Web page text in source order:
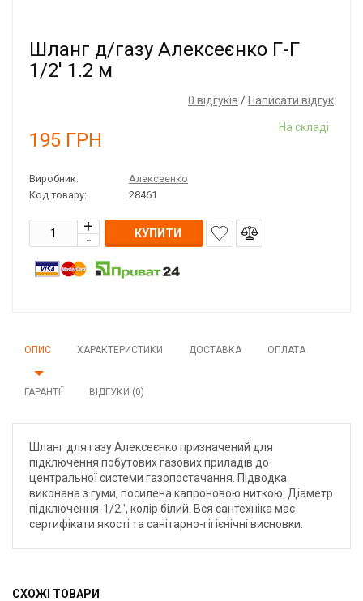
Шланг д/газу Алексеєнко Г-Г
1/2' 1.2 м
0 відгуків / Написати відгук
195 ГРН
На складі
Виробник:
Алексеенко
Код товару:
28461
КУПИТИ
ОПИС ХАРАКТЕРИСТИКИ ДОСТАВКА ОПЛАТА
ГАРАНТІЇ ВІДГУКИ (0)
Шланг для газу Алексеєнко призначений для
підключення побутових газових приладів до
центральної системи газопостачання. Підводка
виконана з гуми, посилена капроновою ниткою. Діаметр
підключення-1/2 ', колір білий. Вся сантехніка має
сертифікати якості та санітарно-гігієнічні висновки.
СХОЖІ ТОВАРИ